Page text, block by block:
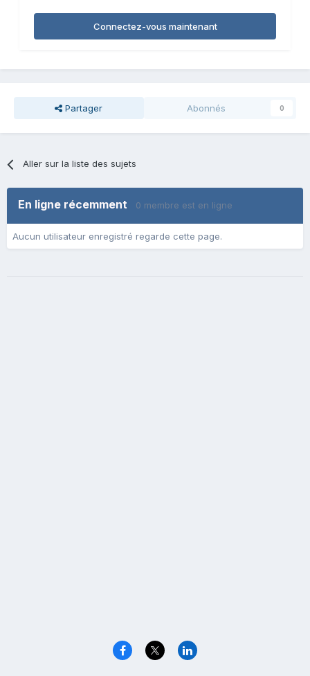
Connectez-vous maintenant
Partager Abonnés 0
Aller sur la liste des sujets
En ligne récemment 0 membre est en ligne
Aucun utilisateur enregistré regarde cette page.